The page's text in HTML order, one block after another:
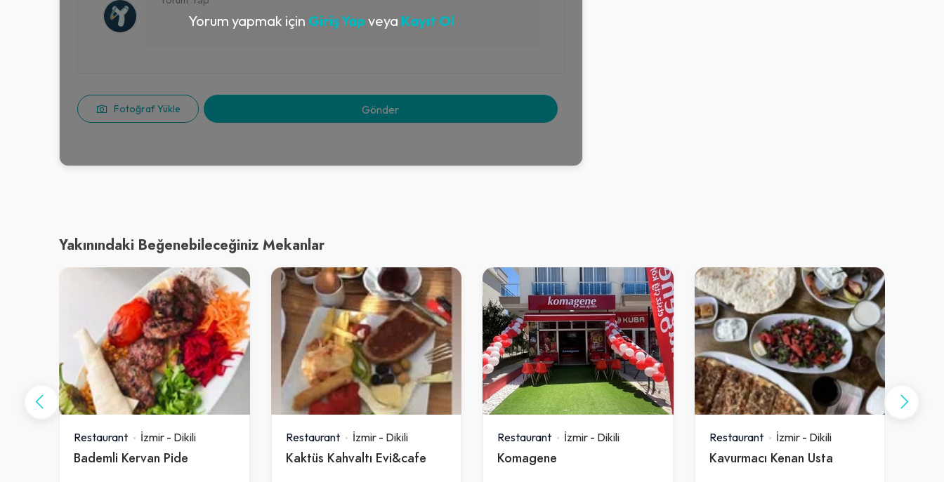
Fotoğraf Yükle
Yorum yapmak için Giriş Yap veya Kayıt Ol
Yakınındaki Beğenebileceğiniz Mekanlar
Restaurant İzmir - Dikili
Bademli Kervan Pide
Restaurant İzmir- Dikili
Kaktüs Kahvaltı Evi&cafe
Restaurant İzmir - Dikili
Komagene
Restaurant İzmir- Dikili
Kavurmacı Kenan Usta